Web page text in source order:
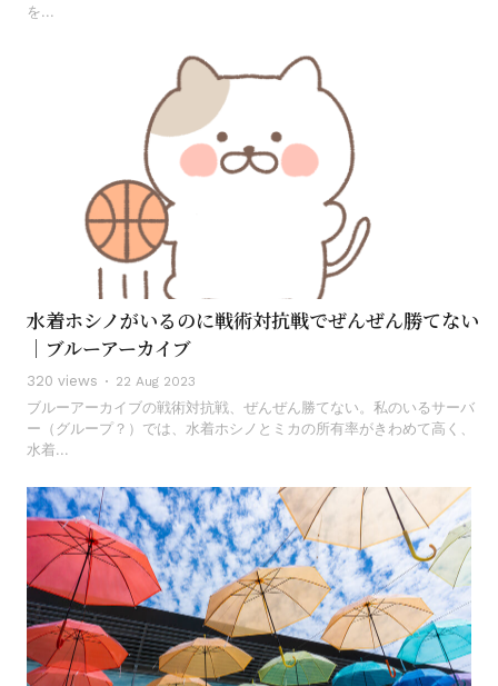
を...
水着ホシノがいるのに戦術対抗戦でぜんぜん勝てない
｜ブルーアーカイブ
320 views 22 Aug 2023
ブルーアーカイブの戦術対抗戦、ぜんぜん勝てない。私のいるサーバ
ー（グループ？）では、水着ホシノとミカの所有率がきわめて高く、
水着...